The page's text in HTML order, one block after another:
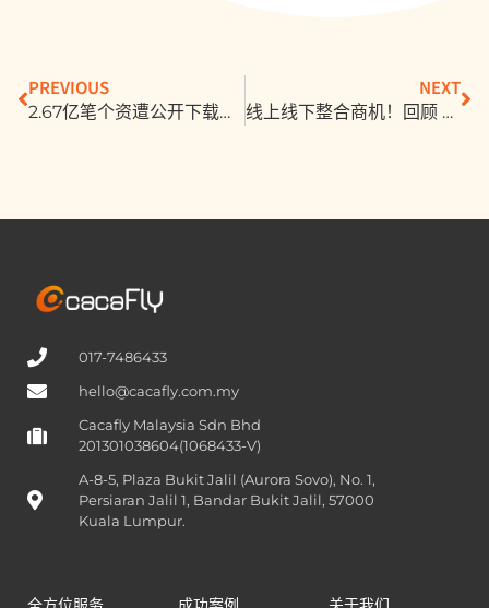
PREVIOUS
2.67亿笔个资遭公开下载！Facebook用户资料外洩又爆一桩丑闻
NEXT
线上线下整合商机！回顾 2019 年 KLOOK 如何以「三支箭」成功佈局台湾市场
017-7486433
hello@cacafly.com.my
Cacafly Malaysia Sdn Bhd
201301038604(1068433-V)
A-8-5, Plaza Bukit Jalil (Aurora Sovo), No. 1,
Persiaran Jalil 1, Bandar Bukit Jalil, 57000
Kuala Lumpur.